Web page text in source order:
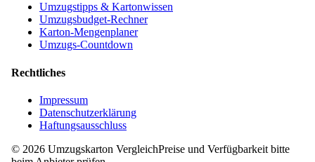
Umzugstipps & Kartonwissen
Umzugsbudget-Rechner
Karton-Mengenplaner
Umzugs-Countdown
Rechtliches
Impressum
Datenschutzerklärung
Haftungsausschluss
© 2026 Umzugskarton VergleichPreise und Verfügbarkeit bitte